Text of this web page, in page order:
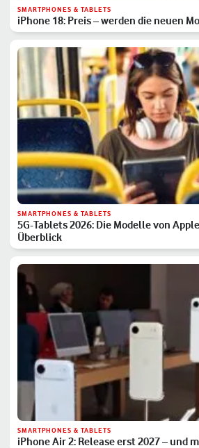
SMARTPHONES & TABLETS
iPhone 18: Preis – werden die neuen
SMARTPHONES & TABLETS
5G-Tablets 2026: Die Modelle von
Überblick
SMARTPHONES & TABLETS
iPhone Air 2: Release erst 2027 – und